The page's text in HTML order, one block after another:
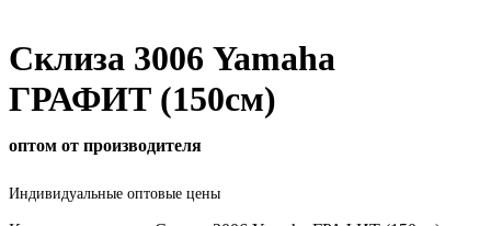
Склиза 3006 Yamaha
ГРАФИТ (150см)
оптом от производителя
Индивидуальные оптовые цены